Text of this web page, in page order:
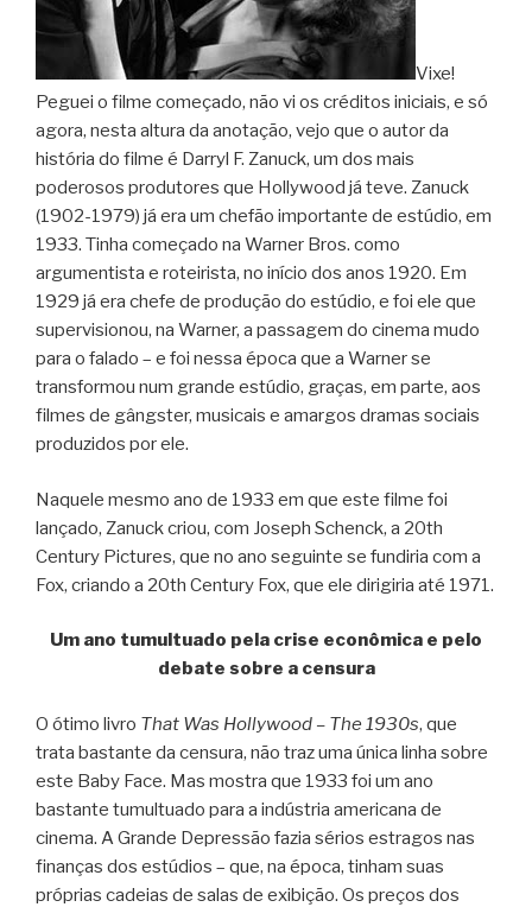
Vixe!
Peguei o filme começado, não vi os créditos iniciais, e só
agora, nesta altura da anotação, vejo que o autor da
história do filme é Darryl F. Zanuck, um dos mais
poderosos produtores que Hollywood já teve. Zanuck
(1902-1979) já era um chefão importante de estúdio, em
1933. Tinha começado na Warner Bros. como
argumentista e roteirista, no início dos anos 1920. Em
1929 já era chefe de produção do estúdio, e foi ele que
supervisionou, na Warner, a passagem do cinema mudo
para o falado – e foi nessa época que a Warner se
transformou num grande estúdio, graças, em parte, aos
filmes de gângster, musicais e amargos dramas sociais
produzidos por ele.
Naquele mesmo ano de 1933 em que este filme foi
lançado, Zanuck criou, com Joseph Schenck, a 20th
Century Pictures, que no ano seguinte se fundiria com a
Fox, criando a 20th Century Fox, que ele dirigiria até 1971.
Um ano tumultuado pela crise econômica e pelo
debate sobre a censura
O ótimo livro That Was Hollywood – The 1930s, que
trata bastante da censura, não traz uma única linha sobre
este Baby Face. Mas mostra que 1933 foi um ano
bastante tumultuado para a indústria americana de
cinema. A Grande Depressão fazia sérios estragos nas
finanças dos estúdios – que, na época, tinham suas
próprias cadeias de salas de exibição. Os preços dos